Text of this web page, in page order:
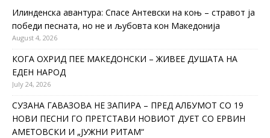
Илинденска авантура: Спасе Антевски на коњ – стравот ја
победи песната, но не и љубовта кон Македонија
August 4, 2026
КОГА ОХРИД ПЕЕ МАКЕДОНСКИ – ЖИВЕЕ ДУШАТА НА
ЕДЕН НАРОД
July 24, 2026
СУЗАНА ГАВАЗОВА НЕ ЗАПИРА – ПРЕД АЛБУМОТ СО 19
НОВИ ПЕСНИ ГО ПРЕТСТАВИ НОВИОТ ДУЕТ СО ЕРВИН
АМЕТОВСКИ И „ЈУЖНИ РИТАМ“